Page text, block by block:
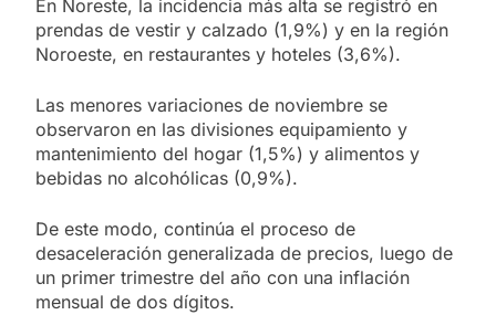
En Noreste, la incidencia más alta se registró en
prendas de vestir y calzado (1,9%) y en la región
Noroeste, en restaurantes y hoteles (3,6%).
Las menores variaciones de noviembre se
observaron en las divisiones equipamiento y
mantenimiento del hogar (1,5%) y alimentos y
bebidas no alcohólicas (0,9%).
De este modo, continúa el proceso de
desaceleración generalizada de precios, luego de
un primer trimestre del año con una inflación
mensual de dos dígitos.